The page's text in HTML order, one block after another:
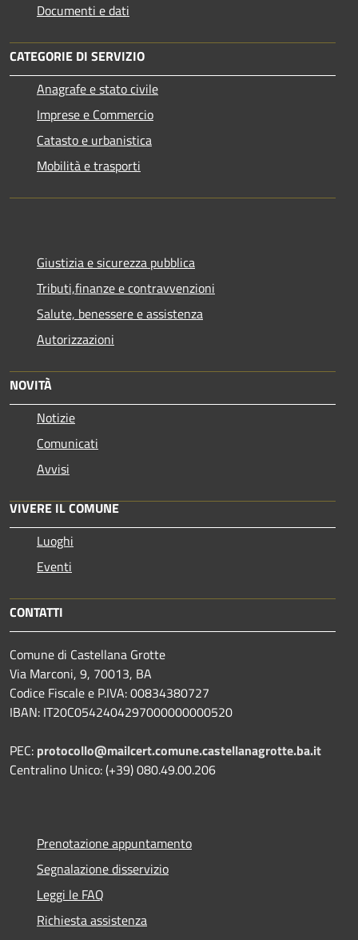
Documenti e dati
CATEGORIE DI SERVIZIO
Anagrafe e stato civile
Imprese e Commercio
Catasto e urbanistica
Mobilità e trasporti
Giustizia e sicurezza pubblica
Tributi,finanze e contravvenzioni
Salute, benessere e assistenza
Autorizzazioni
NOVITÀ
Notizie
Comunicati
Avvisi
VIVERE IL COMUNE
Luoghi
Eventi
CONTATTI
Comune di Castellana Grotte
Via Marconi, 9, 70013, BA
Codice Fiscale e P.IVA: 00834380727
IBAN: IT20C0542404297000000000520
PEC: protocollo@mailcert.comune.castellanagrotte.ba.it
Centralino Unico: (+39) 080.49.00.206
Prenotazione appuntamento
Segnalazione disservizio
Leggi le FAQ
Richiesta assistenza